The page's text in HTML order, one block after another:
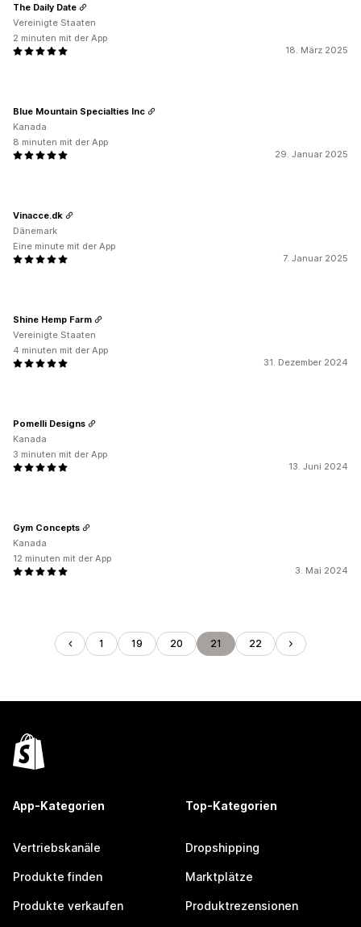
18. März 2025
The Daily Date
Vereinigte Staaten
2 minuten mit der App
29. Januar 2025
Blue Mountain Specialties Inc
Kanada
8 minuten mit der App
7. Januar 2025
Vinacce.dk
Dänemark
Eine minute mit der App
31. Dezember 2024
Shine Hemp Farm
Vereinigte Staaten
4 minuten mit der App
13. Juni 2024
Pomelli Designs
Kanada
3 minuten mit der App
3. Mai 2024
Gym Concepts
Kanada
12 minuten mit der App
1 19 20 21 22
App-Kategorien
Vertriebskanäle
Produkte finden
Produkte verkaufen
Top-Kategorien
Dropshipping
Marktplätze
Produktrezensionen